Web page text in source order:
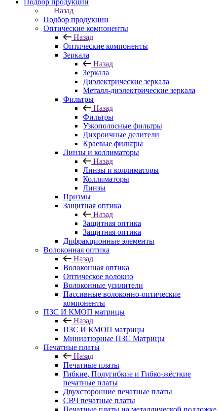
Подбор продукции
Назад
Подбор продукции
Оптические компоненты
Назад
Оптические компоненты
Зеркала
Назад
Зеркала
Диэлектрические зеркала
Металл-диэлектрические зеркала
Фильтры
Назад
Фильтры
Узкополосные фильтры
Дихроичные делители
Краевые фильтры
Линзы и коллиматоры
Назад
Линзы и коллиматоры
Коллиматоры
Линзы
Призмы
Защитная оптика
Назад
Защитная оптика
Защитная оптика
Дифракционные элементы
Волоконная оптика
Назад
Волоконная оптика
Оптическое волокно
Волоконные усилители
Пассивные волоконно-оптические
компоненты
ПЗС И КМОП матрицы
Назад
ПЗС И КМОП матрицы
Миниатюрные ПЗС Матрицы
Печатные платы
Назад
Печатные платы
Гибкие, Полугибкие и Гибко-жёсткие
печатные платы
Двухсторонние печатные платы
СВЧ печатные платы
Печатные платы на металлической подложке